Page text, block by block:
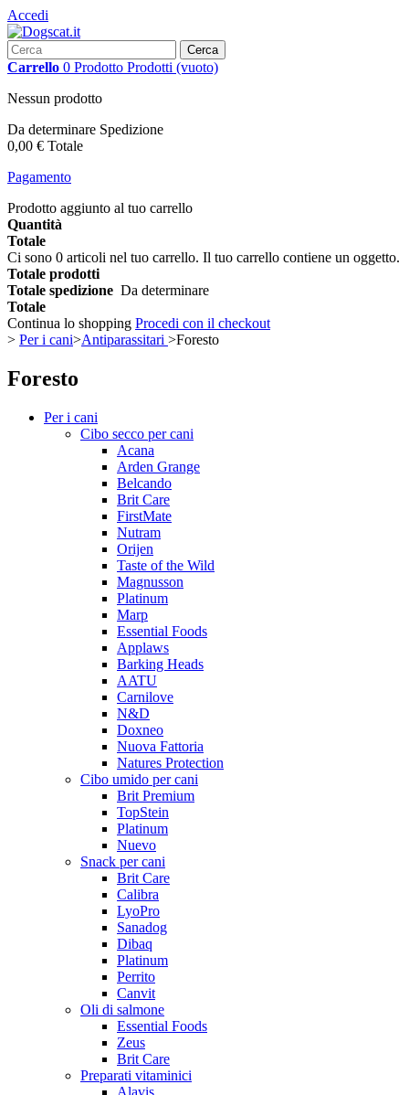
Accedi
Cerca
Carrello 0 Prodotto Prodotti (vuoto)
Nessun prodotto
Da determinare Spedizione
0,00 € Totale
Pagamento
Prodotto aggiunto al tuo carrello
Quantità
Totale
Ci sono 0 articoli nel tuo carrello. Il tuo carrello contiene un oggetto.
Totale prodotti
Totale spedizione Da determinare
Totale
Continua lo shopping Procedi con il checkout
> Per i cani>Antiparassitari >Foresto
Foresto
Per i cani
Cibo secco per cani
Acana
Arden Grange
Belcando
Brit Care
FirstMate
Nutram
Orijen
Taste of the Wild
Magnusson
Platinum
Marp
Essential Foods
Applaws
Barking Heads
AATU
Carnilove
N&D
Doxneo
Nuova Fattoria
Natures Protection
Cibo umido per cani
Brit Premium
TopStein
Platinum
Nuevo
Snack per cani
Brit Care
Calibra
LyoPro
Sanadog
Dibaq
Platinum
Perrito
Canvit
Oli di salmone
Essential Foods
Zeus
Brit Care
Preparati vitaminici
Alavis